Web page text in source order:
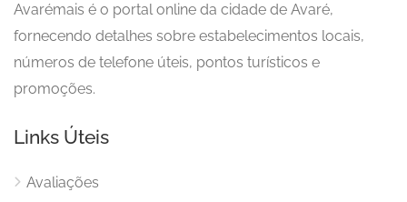
Avarémais é o portal online da cidade de Avaré,
fornecendo detalhes sobre estabelecimentos locais,
números de telefone úteis, pontos turísticos e
promoções.
Links Úteis
Avaliações